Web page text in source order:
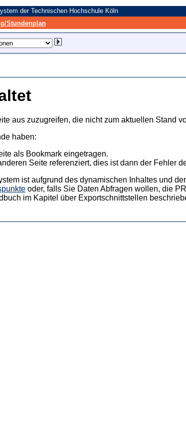
der Technischen Hochschule Köln
Stundenplan
aus zuzugreifen, die nicht zum aktuellen Stand
haben:
als Bookmark eingetragen.
Seite referenziert, dies ist dann der Fehler
ist aufgrund des dynamischen Inhaltes und
oder, falls Sie Daten Abfragen wollen, die
im Kapitel über Exportschnittstellen